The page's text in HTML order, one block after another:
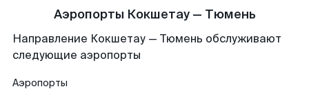
Аэропорты Кокшетау — Тюмень
Направление Кокшетау — Тюмень обслуживают
следующие аэропорты
Аэропорты